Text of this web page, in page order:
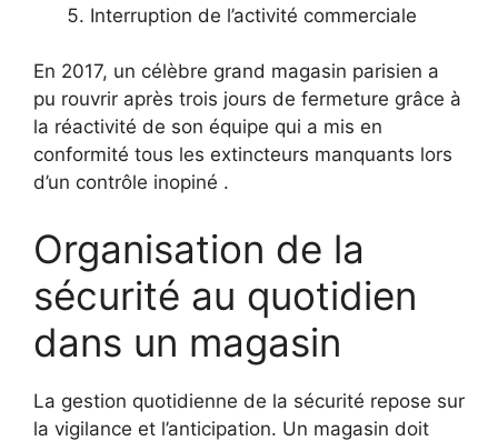
Interruption de l’activité commerciale
En 2017, un célèbre grand magasin parisien a
pu rouvrir après trois jours de fermeture grâce à
la réactivité de son équipe qui a mis en
conformité tous les extincteurs manquants lors
d’un contrôle inopiné .
Organisation de la
sécurité au quotidien
dans un magasin
La gestion quotidienne de la sécurité repose sur
la vigilance et l’anticipation. Un magasin doit